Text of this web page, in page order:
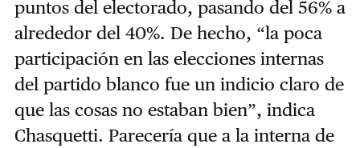
puntos del electorado, pasando del 56% a
alrededor del 40%. De hecho, “la poca
participación en las elecciones internas
del partido blanco fue un indicio claro de
que las cosas no estaban bien”, indica
Chasquetti. Parecería que a la interna de